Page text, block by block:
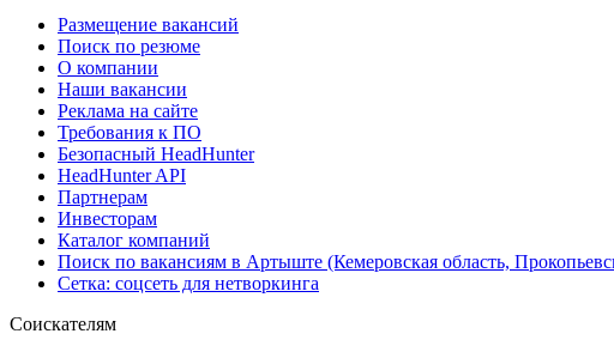
Размещение вакансий
Поиск по резюме
О компании
Наши вакансии
Реклама на сайте
Требования к ПО
Безопасный HeadHunter
HeadHunter API
Партнерам
Инвесторам
Каталог компаний
Поиск по вакансиям в Артыште (Кемеровская область,
Сетка: соцсеть для нетворкинга
Соискателям